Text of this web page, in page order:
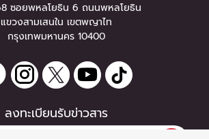
ซอยพหลโยธิน 6 ถนนพหลโยธิน
แขวงสามเสนใน เขตพญาไท
กรุงเทพมหานคร 10400
ลงทะเบียนรับข่าวสาร